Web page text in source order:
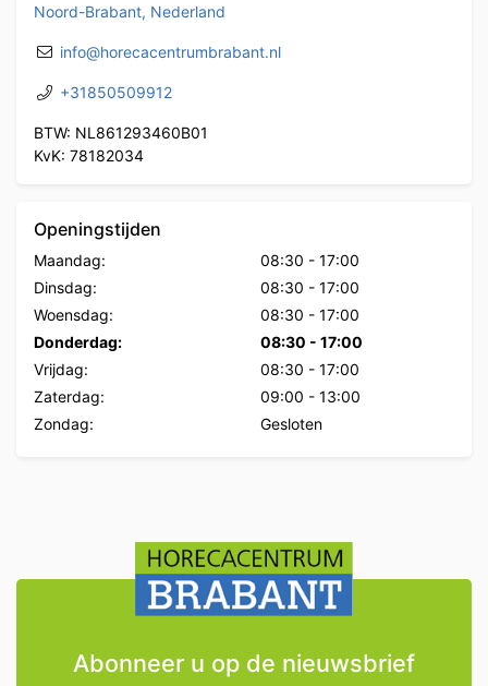
Noord-Brabant, Nederland
info@horecacentrumbrabant.nl
+31850509912
BTW: NL861293460B01
KvK: 78182034
Openingstijden
Maandag: 08:30 - 17:00
Dinsdag:
08:30 - 17:00
Woensdag:
08:30 - 17:00
Donderdag:
08:30 - 17:00
Vrijdag:
08:30 - 17:00
Zaterdag:
09:00 - 13:00
Zondag:
Gesloten
Abonneer u op de nieuwsbrief